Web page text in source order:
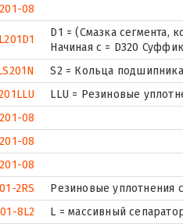
08
D1 = (Смазка сегмента,
Начиная с = D320
S2 = Кольца
LLU = Резиновые
08
08
08
2RS
Резиновые уплотнения
8L2
L = массивный